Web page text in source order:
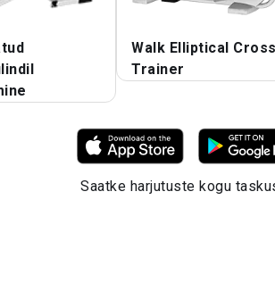
Walk Elliptical Cross
Trainer
Saatke harjutuste kogu